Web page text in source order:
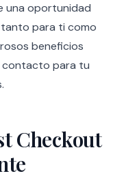
una oportunidad
para ti como
beneficios
contacto para tu
Checkout